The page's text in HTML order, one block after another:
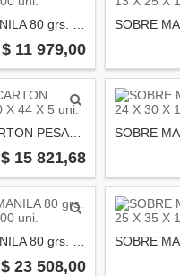
$ 11 979,00
$ 15 821,68
$ 23 508,00